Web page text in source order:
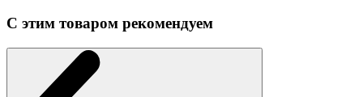
С этим товаром рекомендуем